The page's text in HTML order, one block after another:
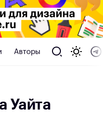
Авторы
Уайта